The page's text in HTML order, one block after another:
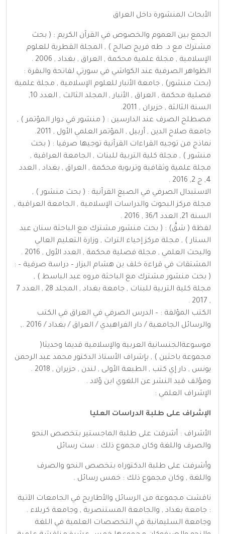
الأبحاث المنشورة داخل العراق
الجمع بين العموم والخصوص في القرآن الكريم : ( بحث
مشترك مع د. طه فريح صالح ) , المجلة القطرية للعلوم
الإسلامية , مجلة علمية محكمة , العراق , بغداد , 2006 .
الظواهر الصرفية عند الكواشي في سورتي لفاتحة والبقرة :
(بحث منشور) , جامعة الأنبار للعلوم الإسلامية , مجلة علمية
فصلية محكمة , العراق , الأنبار , المجلد الثالث , العدد 10,
السنة الثالثة , حزيران , 2011.
مصطلح الصرف عند الدارسين : ( منشور في دوار المؤتمر ) ,
جامعة صلاح الدين , أربيل , المؤتمر العلمي الأول , 2011.
نماذج من توجيه القراءات القرآنية توجيها صرفيا : ( بحث
منشور ) , مجلة كلية التربية للبنات , الجامعة العراقية ,
مجلة علمية وثقافية وتربوية محكمة , العراق , بغداد , العدد
4, ج 2, 2016 .
الاستبدال الصرفي في الصيغ القرآنية : ( بحث منشور ) ,
مجلة مركز البحوث والدراسات الإسلامية , الجامعة العراقية ,
السنة 21, العدد 36/1 , 2016 .
لفظة ( شقَّ) : ( بحث منشور مشترك مع الباحثة سنان عبد
الستار ) , مجلة مركز إحياء التراث , وزارة التعليم العالي
والبحث العلمي , مجلة فصلية محكمة , العدد الأول , 2016 .
المشتقات في قراءة خلف بن هشام البزار – دراسة صرفية – :
( بحث منشور مشترك مع الباحثة مروه عبد الباسط ) ,
مجلة كلية التربية للبنات , جامعة بغداد , المجلد 28 , العدد 7
, 2017 .
الكتب المؤلفة : – الدرس الصرفي في العراق في الكتب
والرسائل الجامعية / دار الفراهيدي / العراق / بغداد / 2016 .,
موسوعةالجنسانية العربية والإسلامية قديما وحديثا(
مجموعة باحثين ) , بإشراف الأستاذ الدكتور محمد عبد الرحمن
يونس , دار إي كتب , الطبعة الأولى , لندن , حزيران , 2018 .
ومؤلف قيد النشر عن اللغوي ابن وّلاد .
الإشراف العلمي :
الإشراف على طلبة الدراسات العليا
الأشراف : أشرفت على طلبة الماجستير بتخصص النحو
والصرف واللغة وكان مجموع ذلك : ست رسائل
وأشرفت على طلبة الدكتوراه بتخصص النحو والصرف
واللغة , وكان مجموع ذلك : خمس رسائل .
ناقشت مجموعة من الرسائل والأطاريح في الجامعات الآتية
: جامعة بغداد , والجامعة المستنصرية , وجامعة كربلاء .
وجامعة السليمانبة في التخصصات العلمية في اللغة